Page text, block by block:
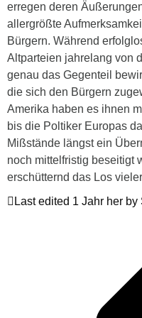
erregen deren
allergrößte
Bürgern. Während
Altparteien jahrelang von
genau das Gegenteil
die sich den Bürgern
Amerika haben es ihnen
bis die Poltiker Europas
Mißstände längst ein
noch mittelfristig beseitigt
erschütternd das Los
Last edited 1 Jahr her by